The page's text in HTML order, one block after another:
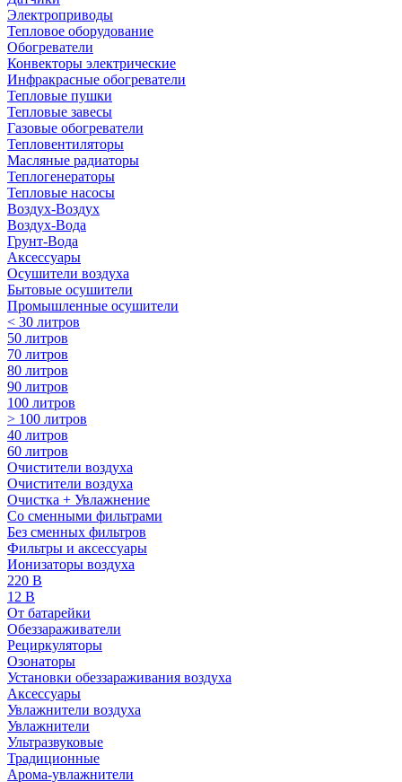
Электроприводы
Тепловое оборудование
Обогреватели
Конвекторы электрические
Инфракрасные обогреватели
Тепловые пушки
Тепловые завесы
Газовые обогреватели
Тепловентиляторы
Масляные радиаторы
Теплогенераторы
Тепловые насосы
Воздух-Воздух
Воздух-Вода
Грунт-Вода
Аксессуары
Осушители воздуха
Бытовые осушители
Промышленные осушители
< 30 литров
50 литров
70 литров
80 литров
90 литров
100 литров
> 100 литров
40 литров
60 литров
Очистители воздуха
Очистители воздуха
Очистка + Увлажнение
Cо сменными фильтрами
Без сменных фильтров
Фильтры и аксессуары
Ионизаторы воздуха
220 В
12 В
От батарейки
Обеззараживатели
Рециркуляторы
Озонаторы
Установки обеззараживания воздуха
Аксессуары
Увлажнители воздуха
Увлажнители
Ультразвуковые
Традиционные
Арома-увлажнители